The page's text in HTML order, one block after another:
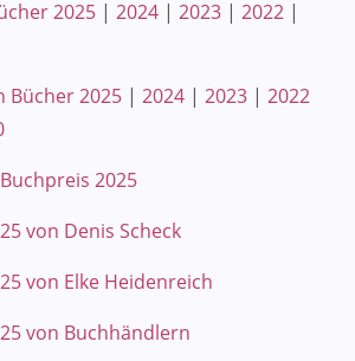
2025 | 2024 | 2023 | 2022 |
Bücher 2025 | 2024 | 2023 | 2022
2025
von Denis Scheck
von Elke Heidenreich
von Buchhändlern